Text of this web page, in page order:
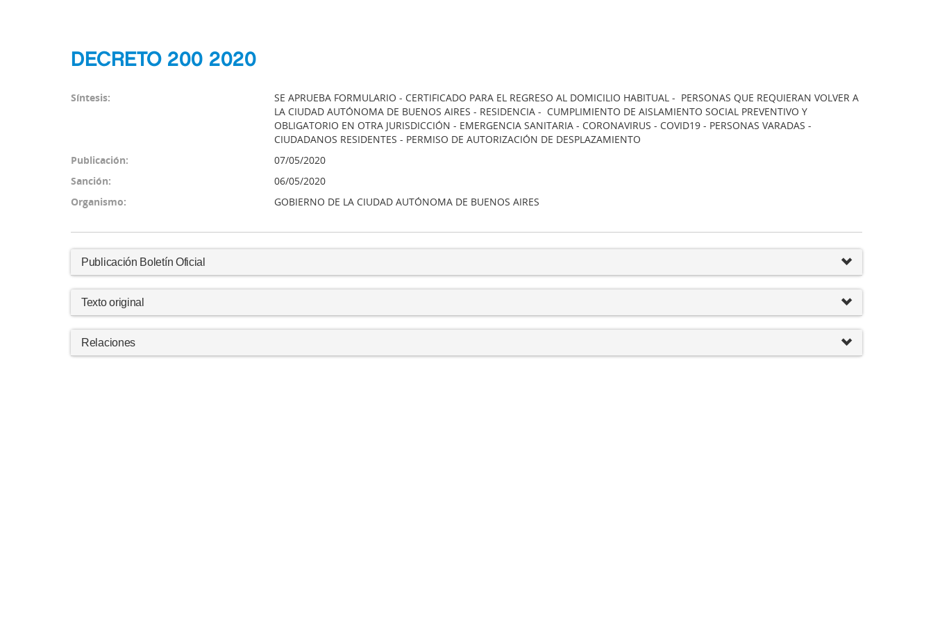
DECRETO 200 2020
Síntesis:
SE APRUEBA FORMULARIO - CERTIFICADO PARA EL REGRESO AL DOMICILIO HABITUAL - PERSONAS QUE REQUIERAN VOLVER A
LA CIUDAD AUTÓNOMA DE BUENOS AIRES - RESIDENCIA - CUMPLIMIENTO DE AISLAMIENTO SOCIAL PREVENTIVO Y
OBLIGATORIO EN OTRA JURISDICCIÓN - EMERGENCIA SANITARIA - CORONAVIRUS - COVID19 - PERSONAS VARADAS -
CIUDADANOS RESIDENTES - PERMISO DE AUTORIZACIÓN DE DESPLAZAMIENTO
Publicación:
07/05/2020
Sanción:
06/05/2020
Organismo:
GOBIERNO DE LA CIUDAD AUTÓNOMA DE BUENOS AIRES
Publicación Boletín Oficial
Texto original
Relaciones